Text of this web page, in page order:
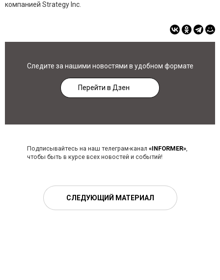
компанией Strategy Inc.
Следите за нашими новостями в удобном формате
Перейти в Дзен
Подписывайтесь на наш телеграм-канал «INFORMER»,
чтобы быть в курсе всех новостей и событий!
СЛЕДУЮЩИЙ МАТЕРИАЛ